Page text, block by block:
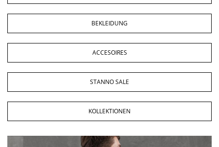
BEKLEIDUNG
ACCESOIRES
STANNO SALE
KOLLEKTIONEN